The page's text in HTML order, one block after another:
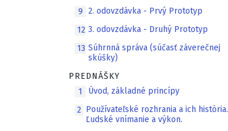
9 2. odovzdávka - Prvý Prototyp
12 3. odovzdávka - Druhý Prototyp
13 Súhrnná správa (súčasť záverečnej
skúšky)
PREDNÁŠKY
1
Úvod, základné princípy
2 Používateľské rozhrania a ich história.
Ľudské vnímanie a výkon.